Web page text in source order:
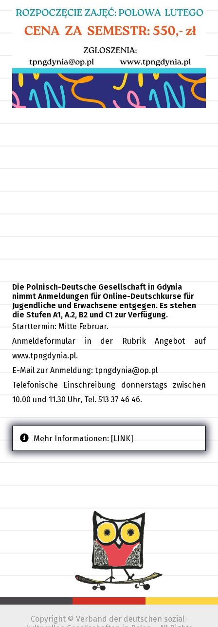
Die Polnisch-Deutsche Gesellschaft in Gdynia
nimmt Anmeldungen für Online-Deutschkurse für
Jugendliche und Erwachsene entgegen. Es stehen
die Stufen A1, A.2, B2 und C1 zur Verfügung.
Starttermin: Mitte Februar.
Anmeldeformular in der Rubrik Angebot auf
www.tpngdynia.pl.
E-Mail zur Anmeldung: tpngdynia@op.pl
Telefonische Einschreibung donnerstags zwischen
10.00 und 11.30 Uhr, Tel. 513 37 46 46.
Mehr Informationen: [LINK]
Copyright © Verband der deutschen sozial-